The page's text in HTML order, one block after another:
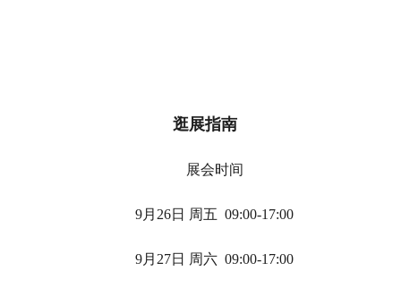
逛展指南
展会时间
9月26日 周五 09:00-17:00
9月27日 周六 09:00-17:00